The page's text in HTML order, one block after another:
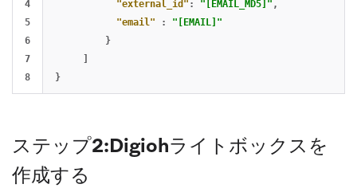
4
5
6
7
"external_id" : "[EMAIL_MD5]" ,
"email"
:
"[EMAIL]"
}
]
}
ステップ2:Digiohライトボックスを
作成する